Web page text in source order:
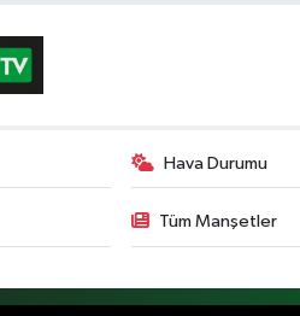
Hava Durumu
Tüm Manşetler